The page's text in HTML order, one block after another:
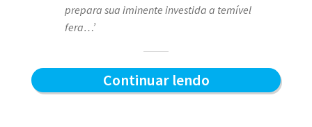
prepara sua iminente investida a temível
fera…’
Continuar lendoO